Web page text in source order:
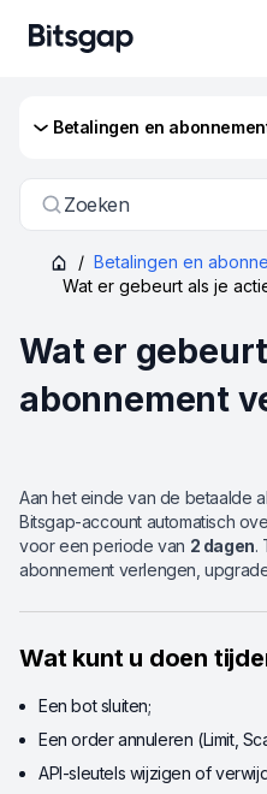
Betalingen en
Zoeken
/ Betalingen en
Wat er gebeurt als je
Wat er
abonnement
Aan het einde van de betaalde
Bitsgap-account automatisch
voor een periode van 2 dagen.
abonnement verlengen,
Wat kunt u doen
Een bot sluiten;
Een order annuleren (Limit,
API-sleutels wijzigen of